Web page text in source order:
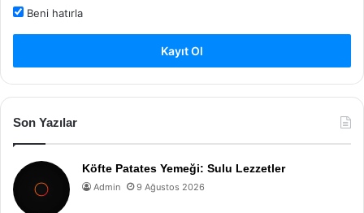
Beni hatırla
Kayıt Ol
Son Yazılar
Köfte Patates Yemeği: Sulu Lezzetler
Admin 9 Ağustos 2026